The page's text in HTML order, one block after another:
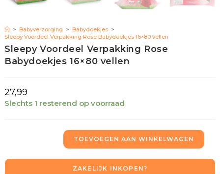
> Babyverzorging > Babydoekjes >
Sleepy Voordeel Verpakking Rose Babydoekjes 16×80 vellen
Sleepy Voordeel Verpakking Rose
Babydoekjes 16×80 vellen
27,99
Slechts 1 resterend op voorraad
TOEVOEGEN AAN WINKELWAGEN
ZAKELIJK INKOPEN?